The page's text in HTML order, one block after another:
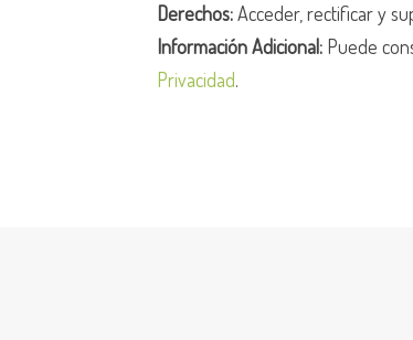
Derechos:Acceder, rectificar y
Información Adicional: Puede
Privacidad.